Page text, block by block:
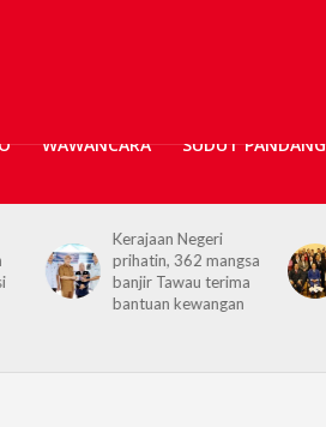
WAWANCARA SUDUT
Kerajaan Negeri akan
terus memperkukuh
kerjasama dengan
KPM